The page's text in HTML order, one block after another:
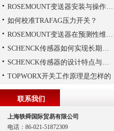
ROSEMOUNT变送器安装与操作步骤
如何校准TRAFAG压力开关？
ROSEMOUNT变送器在预测性维护与数字化工厂中的实战应用
SCHENCK传感器如何实现长期稳定性？
SCHENCK传感器的设计特点与优势
TOPWORX开关工作原理是怎样的
联系我们
上海轶舜国际贸易有限公司
电话：86-021-51872309